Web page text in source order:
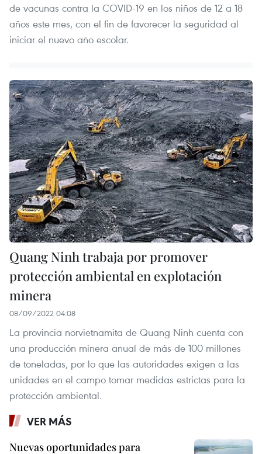
de vacunas contra la COVID-19 en los niños de 12 a 18
años este mes, con el fin de favorecer la seguridad al
iniciar el nuevo año escolar.
Quang Ninh trabaja por promover
protección ambiental en explotación
minera
08/09/2022 04:08
La provincia norvietnamita de Quang Ninh cuenta con
una producción minera anual de más de 100 millones
de toneladas, por lo que las autoridades exigen a las
unidades en el campo tomar medidas estrictas para la
protección ambiental.
VER MÁS
Nuevas oportunidades para